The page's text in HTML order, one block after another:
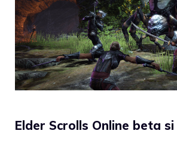
Elder Scrolls Online beta